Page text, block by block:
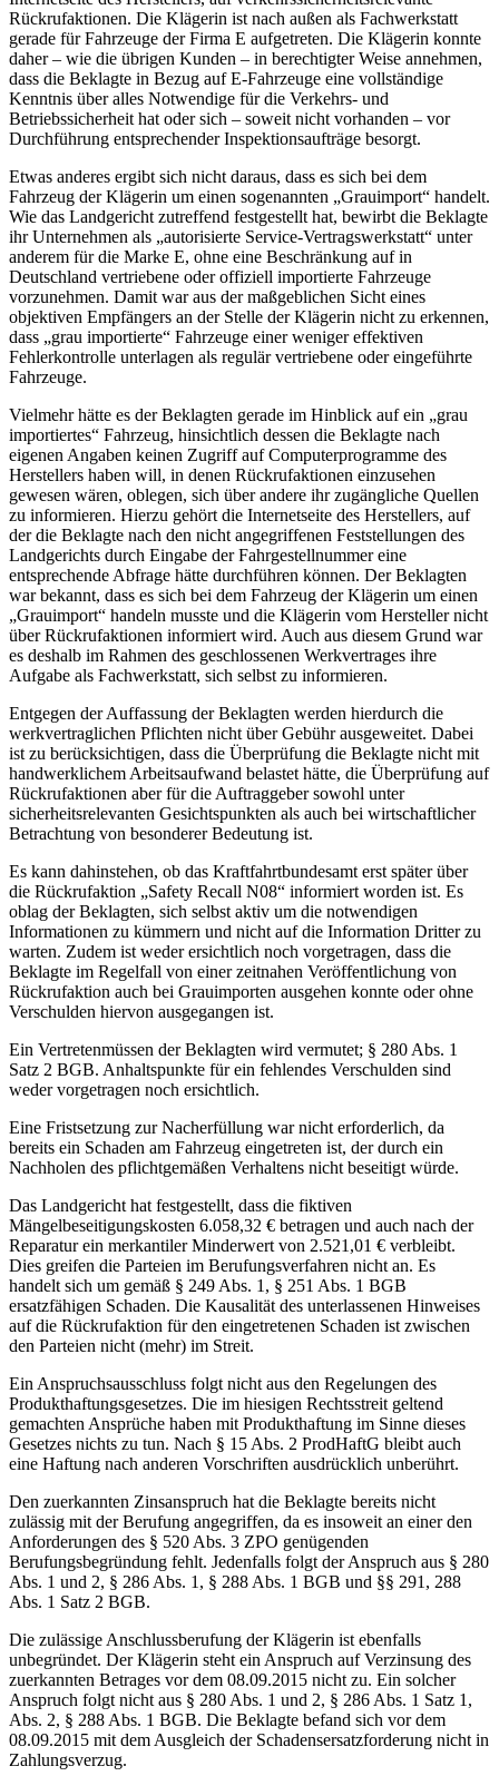
Rückrufaktionen. Die Klägerin ist nach außen als Fachwerkstatt
gerade für Fahrzeuge der Firma E aufgetreten. Die Klägerin konnte
daher – wie die übrigen Kunden – in berechtigter Weise annehmen,
dass die Beklagte in Bezug auf E-Fahrzeuge eine vollständige
Kenntnis über alles Notwendige für die Verkehrs- und
Betriebssicherheit hat oder sich – soweit nicht vorhanden – vor
Durchführung entsprechender Inspektionsaufträge besorgt.
Etwas anderes ergibt sich nicht daraus, dass es sich bei dem
Fahrzeug der Klägerin um einen sogenannten „Grauimport“ handelt.
Wie das Landgericht zutreffend festgestellt hat, bewirbt die Beklagte
ihr Unternehmen als „autorisierte Service-Vertragswerkstatt“ unter
anderem für die Marke E, ohne eine Beschränkung auf in
Deutschland vertriebene oder offiziell importierte Fahrzeuge
vorzunehmen. Damit war aus der maßgeblichen Sicht eines
objektiven Empfängers an der Stelle der Klägerin nicht zu erkennen,
dass „grau importierte“ Fahrzeuge einer weniger effektiven
Fehlerkontrolle unterlagen als regulär vertriebene oder eingeführte
Fahrzeuge.
Vielmehr hätte es der Beklagten gerade im Hinblick auf ein „grau
importiertes“ Fahrzeug, hinsichtlich dessen die Beklagte nach
eigenen Angaben keinen Zugriff auf Computerprogramme des
Herstellers haben will, in denen Rückrufaktionen einzusehen
gewesen wären, oblegen, sich über andere ihr zugängliche Quellen
zu informieren. Hierzu gehört die Internetseite des Herstellers, auf
der die Beklagte nach den nicht angegriffenen Feststellungen des
Landgerichts durch Eingabe der Fahrgestellnummer eine
entsprechende Abfrage hätte durchführen können. Der Beklagten
war bekannt, dass es sich bei dem Fahrzeug der Klägerin um einen
„Grauimport“ handeln musste und die Klägerin vom Hersteller nicht
über Rückrufaktionen informiert wird. Auch aus diesem Grund war
es deshalb im Rahmen des geschlossenen Werkvertrages ihre
Aufgabe als Fachwerkstatt, sich selbst zu informieren.
Entgegen der Auffassung der Beklagten werden hierdurch die
werkvertraglichen Pflichten nicht über Gebühr ausgeweitet. Dabei
ist zu berücksichtigen, dass die Überprüfung die Beklagte nicht mit
handwerklichem Arbeitsaufwand belastet hätte, die Überprüfung auf
Rückrufaktionen aber für die Auftraggeber sowohl unter
sicherheitsrelevanten Gesichtspunkten als auch bei wirtschaftlicher
Betrachtung von besonderer Bedeutung ist.
Es kann dahinstehen, ob das Kraftfahrtbundesamt erst später über
die Rückrufaktion „Safety Recall N08“ informiert worden ist. Es
oblag der Beklagten, sich selbst aktiv um die notwendigen
Informationen zu kümmern und nicht auf die Information Dritter zu
warten. Zudem ist weder ersichtlich noch vorgetragen, dass die
Beklagte im Regelfall von einer zeitnahen Veröffentlichung von
Rückrufaktion auch bei Grauimporten ausgehen konnte oder ohne
Verschulden hiervon ausgegangen ist.
Ein Vertretenmüssen der Beklagten wird vermutet; § 280 Abs. 1
Satz 2 BGB. Anhaltspunkte für ein fehlendes Verschulden sind
weder vorgetragen noch ersichtlich.
Eine Fristsetzung zur Nacherfüllung war nicht erforderlich, da
bereits ein Schaden am Fahrzeug eingetreten ist, der durch ein
Nachholen des pflichtgemäßen Verhaltens nicht beseitigt würde.
Das Landgericht hat festgestellt, dass die fiktiven
Mängelbeseitigungskosten 6.058,32 € betragen und auch nach der
Reparatur ein merkantiler Minderwert von 2.521,01 € verbleibt.
Dies greifen die Parteien im Berufungsverfahren nicht an. Es
handelt sich um gemäß § 249 Abs. 1, § 251 Abs. 1 BGB
ersatzfähigen Schaden. Die Kausalität des unterlassenen Hinweises
auf die Rückrufaktion für den eingetretenen Schaden ist zwischen
den Parteien nicht (mehr) im Streit.
Ein Anspruchsausschluss folgt nicht aus den Regelungen des
Produkthaftungsgesetzes. Die im hiesigen Rechtsstreit geltend
gemachten Ansprüche haben mit Produkthaftung im Sinne dieses
Gesetzes nichts zu tun. Nach § 15 Abs. 2 ProdHaftG bleibt auch
eine Haftung nach anderen Vorschriften ausdrücklich unberührt.
Den zuerkannten Zinsanspruch hat die Beklagte bereits nicht
zulässig mit der Berufung angegriffen, da es insoweit an einer den
Anforderungen des § 520 Abs. 3 ZPO genügenden
Berufungsbegründung fehlt. Jedenfalls folgt der Anspruch aus § 280
Abs. 1 und 2, § 286 Abs. 1, § 288 Abs. 1 BGB und §§ 291, 288
Abs. 1 Satz 2 BGB.
Die zulässige Anschlussberufung der Klägerin ist ebenfalls
unbegründet. Der Klägerin steht ein Anspruch auf Verzinsung des
zuerkannten Betrages vor dem 08.09.2015 nicht zu. Ein solcher
Anspruch folgt nicht aus § 280 Abs. 1 und 2, § 286 Abs. 1 Satz 1,
Abs. 2, § 288 Abs. 1 BGB. Die Beklagte befand sich vor dem
08.09.2015 mit dem Ausgleich der Schadensersatzforderung nicht in
Zahlungsverzug.